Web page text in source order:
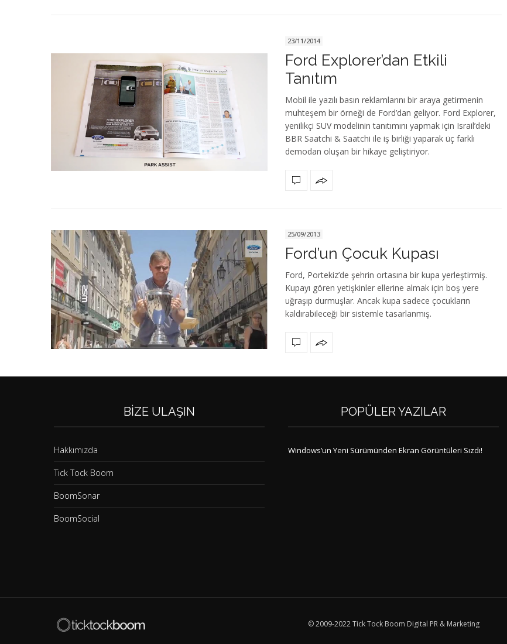
23/11/2014
Ford Explorer’dan Etkili
Tanıtım
Mobil ile yazılı basın reklamlarını bir araya getirmenin
muhteşem bir örneği de Ford’dan geliyor. Ford Explorer,
yenilikçi SUV modelinin tanıtımını yapmak için Israil’deki
BBR Saatchi & Saatchi ile iş birliği yaparak üç farklı
demodan oluşan bir hikaye geliştiriyor.
25/09/2013
Ford’un Çocuk Kupası
Ford, Portekiz’de şehrin ortasına bir kupa yerleştirmiş.
Kupayı gören yetişkinler ellerine almak için boş yere
uğraşıp durmuşlar. Ancak kupa sadece çocukların
kaldırabileceği bir sistemle tasarlanmış.
BIZE ULAŞIN
Hakkımızda
Tick Tock Boom
BoomSonar
BoomSocial
POPÜLER YAZILAR
Windows’un Yeni Sürümünden Ekran Görüntüleri Sızdı!
© 2009-2022 Tick Tock Boom Digital PR & Marketing